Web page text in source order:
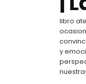
libro
y